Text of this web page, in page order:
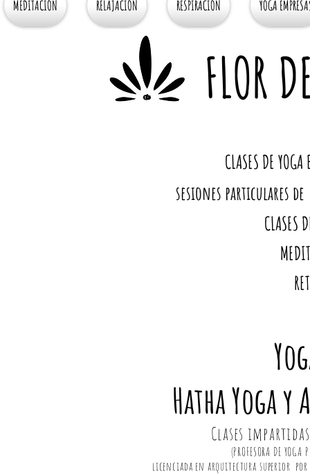
MEDITACIÓN RELAJACIÓN RESPIRACIÓN YOGA
FLOR
CLASES DE
sesiones particulares
CLASES
Hatha Yoga
Clases
(PROFESORA DE
licenciada en arquitectura superior por